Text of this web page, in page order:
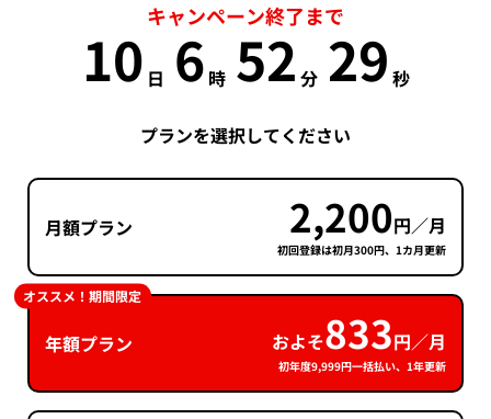
キャンペーン終了まで
10 日 6 時 52 分 29 秒
プランを選択してください
月額プラン 2,200円／月
初回登録は初月300円、1カ月更新
年額プラン およそ833円／月
初年度9,999円一括払い、1年更新
オススメ！期間限定